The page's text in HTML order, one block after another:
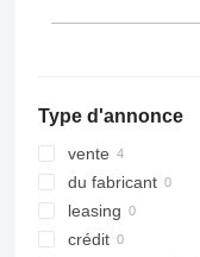
Type d'annonce
vente
du fabricant
leasing
crédit